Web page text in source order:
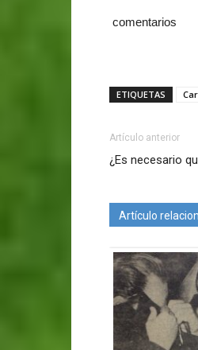
comentarios
ETIQUETAS
Artículo anterior
¿Es necesario
Artículo